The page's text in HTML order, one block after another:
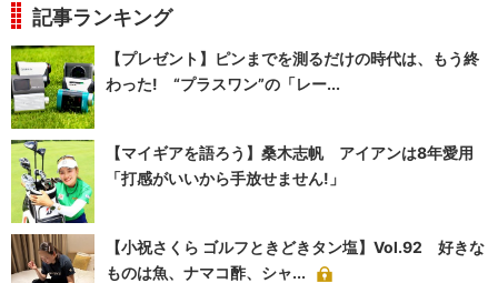
記事ランキング
【プレゼント】ピンまでを測るだけの時代は、もう終
わった! “プラスワン”の「レー...
【マイギアを語ろう】桑木志帆 アイアンは8年愛用
「打感がいいから手放せません!」
【小祝さくら ゴルフときどきタン塩】Vol.92 好きな
ものは魚、ナマコ酢、シャ...